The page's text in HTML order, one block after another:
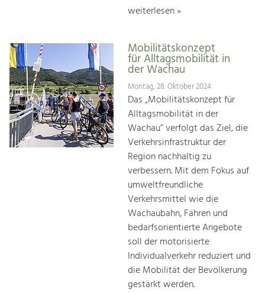
weiterlesen »
Mobilitätskonzept
für Alltagsmobilität in
der Wachau
Montag, 28. Oktober 2024
Das „Mobilitätskonzept für
Alltagsmobilität in der
Wachau“ verfolgt das Ziel, die
Verkehrsinfrastruktur der
Region nachhaltig zu
verbessern. Mit dem Fokus auf
umweltfreundliche
Verkehrsmittel wie die
Wachaubahn, Fähren und
bedarfsorientierte Angebote
soll der motorisierte
Individualverkehr reduziert und
die Mobilität der Bevölkerung
gestärkt werden.